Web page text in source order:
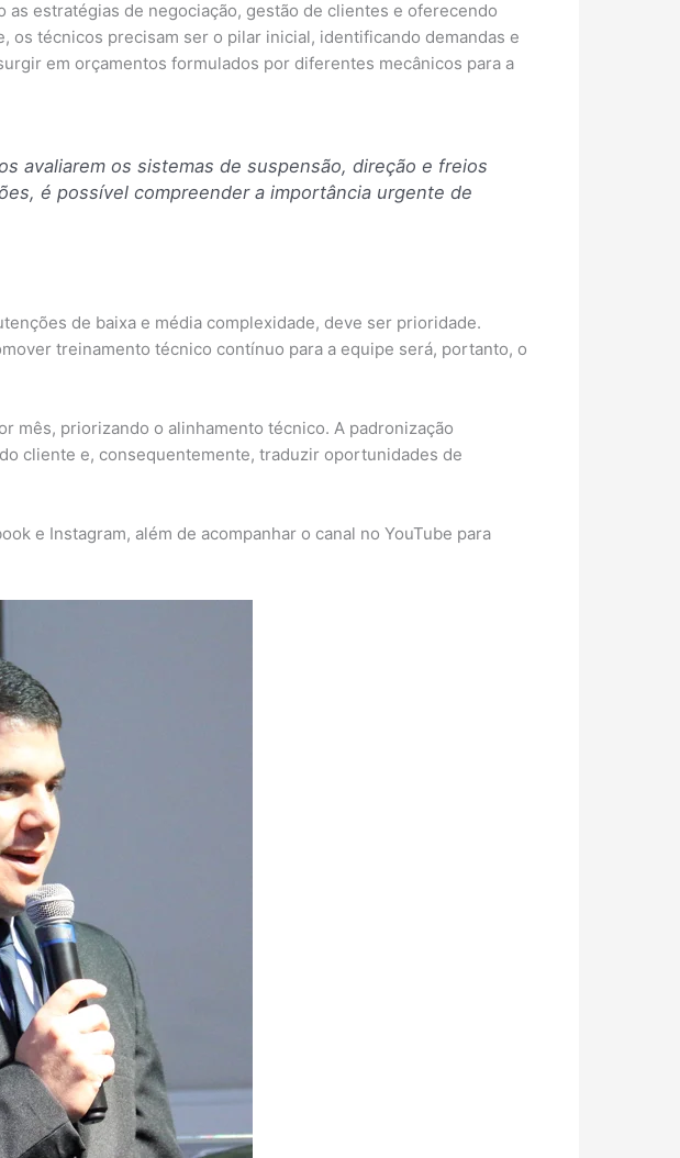
estratégias de negociação, gestão de clientes e oferecendo
os técnicos precisam ser o pilar inicial, identificando demandas e
em orçamentos formulados por diferentes mecânicos para a
avaliarem os sistemas de suspensão, direção e freios
é possível compreender a importância urgente de
de baixa e média complexidade, deve ser prioridade.
treinamento técnico contínuo para a equipe será, portanto, o
mês, priorizando o alinhamento técnico. A padronização
cliente e, consequentemente, traduzir oportunidades de
e Instagram, além de acompanhar o canal no YouTube para